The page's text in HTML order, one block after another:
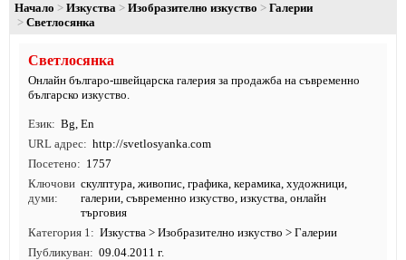
Начало Изкуства Изобразително изкуство
Галерии
Светлосянка
Светлосянка
Онлайн българо-швейцарска галерия за продажба на съвременно
българско изкуство.
Език Bg, En
URL адрес
http://svetlosyanka.com
Посетено
1757
Ключови
думи
скулптура, живопис, графика, керамика, художници,
галерии, съвременно изкуство, изкуства, онлайн
търговия
Категория 1
Изкуства > Изобразително изкуство > Галерии
Публикуван
09.04.2011 г.